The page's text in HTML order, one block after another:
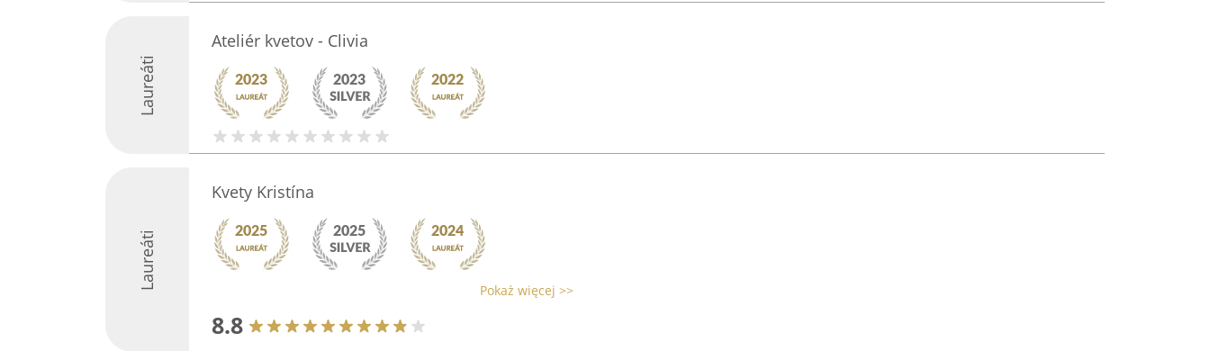
Laureáti
Ateliér kvetov - Clivia
Laureáti
Kvety Kristína
Pokaż więcej >>
8.8